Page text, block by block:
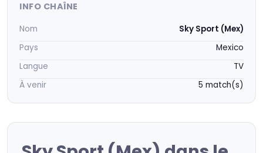
INFO CHAÎNE
Nom
Sky Sport (Mex)
Pays
Mexico
Langue
TV
À venir
5 match(s)